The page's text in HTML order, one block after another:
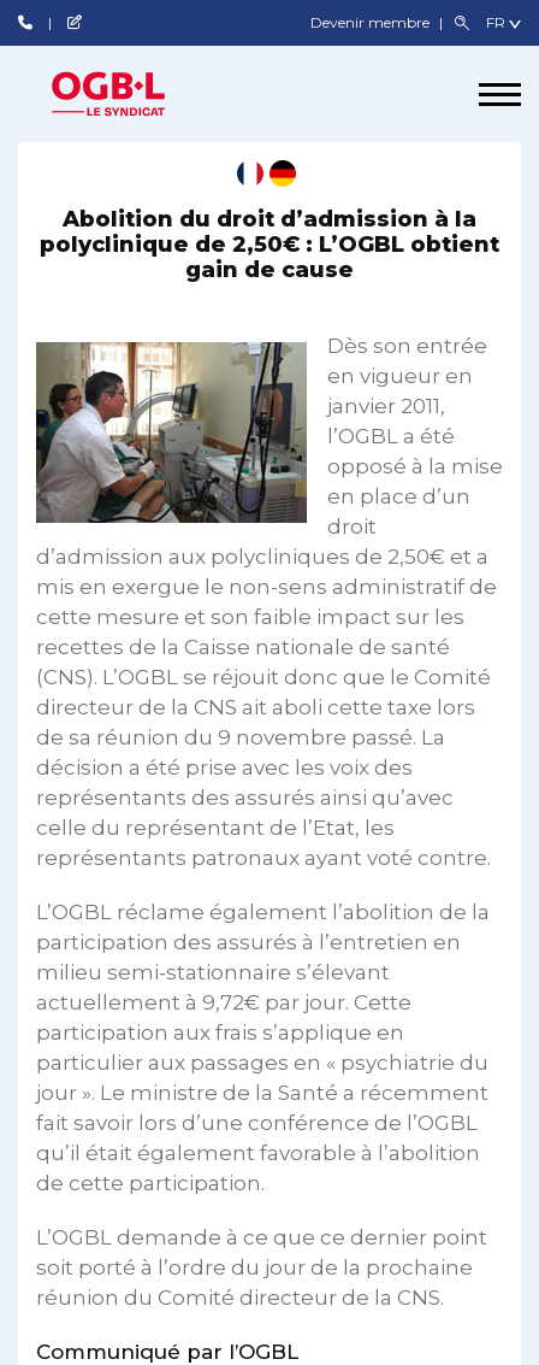
Devenir membre
Abolition du droit d’admission à la
polyclinique de 2,50€ : L’OGBL obtient
gain de cause
Dès son entrée
en vigueur en
janvier 2011,
l’OGBL a été
opposé à la mise
en place d’un
droit
d’admission aux polycliniques de 2,50€ et a
mis en exergue le non-sens administratif de
cette mesure et son faible impact sur les
recettes de la Caisse nationale de santé
(CNS). L’OGBL se réjouit donc que le Comité
directeur de la CNS ait aboli cette taxe lors
de sa réunion du 9 novembre passé. La
décision a été prise avec les voix des
représentants des assurés ainsi qu’avec
celle du représentant de l’Etat, les
représentants patronaux ayant voté contre.
L’OGBL réclame également l’abolition de la
participation des assurés à l’entretien en
milieu semi-stationnaire s’élevant
actuellement à 9,72€ par jour. Cette
participation aux frais s’applique en
particulier aux passages en « psychiatrie du
jour ». Le ministre de la Santé a récemment
fait savoir lors d’une conférence de l’OGBL
qu’il était également favorable à l’abolition
de cette participation.
L’OGBL demande à ce que ce dernier point
soit porté à l’ordre du jour de la prochaine
réunion du Comité directeur de la CNS.
Communiqué par l’OGBL